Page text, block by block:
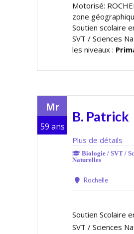
Motorisé:
zone
Soutien scolaire
SVT / Sciences
les niveaux :
Mr
59 ans
B. Patrick
Plus de détails
Biologie / SVT /
Naturelles
Rochelle
Soutien Scolaire
SVT / Sciences